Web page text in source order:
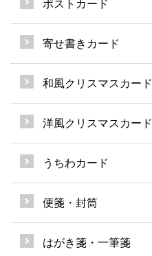
ポストカード
寄せ書きカード
和風クリスマスカード
洋風クリスマスカード
うちわカード
便箋・封筒
はがき箋・一筆箋